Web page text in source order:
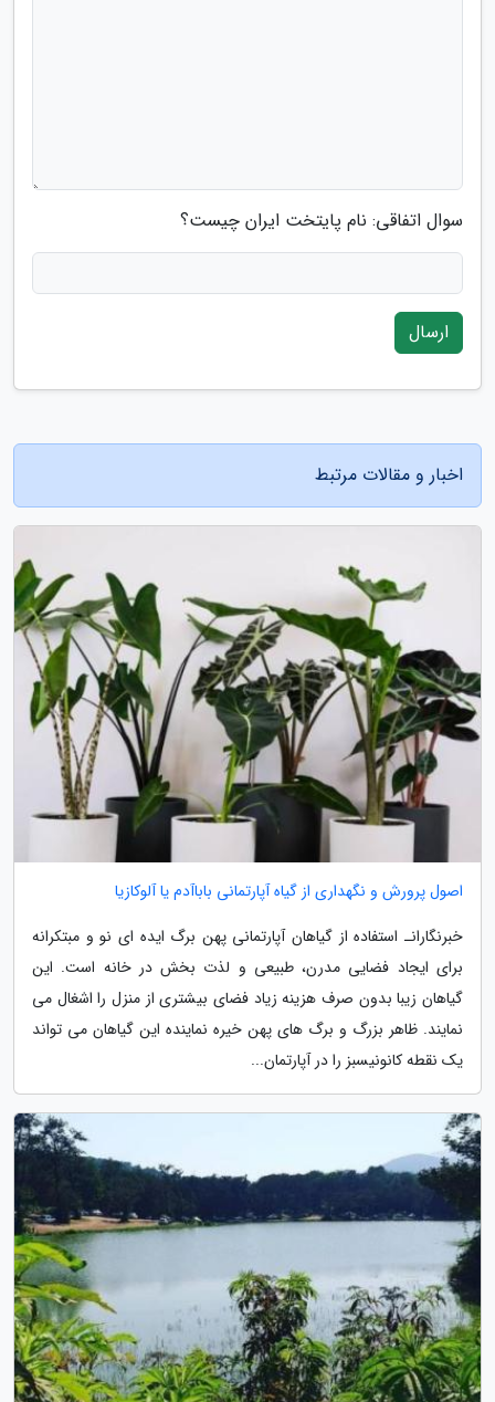
سوال اتفاقی: نام پایتخت ایران چیست؟
ارسال
اخبار و مقالات مرتبط
اصول پرورش و نگهداری از گیاه آپارتمانی باباآدم یا آلوکازیا
خبرنگارانـ استفاده از گیاهان آپارتمانی پهن برگ ایده ای نو و مبتکرانه
برای ایجاد فضایی مدرن، طبیعی و لذت بخش در خانه است. این
گیاهان زیبا بدون صرف هزینه زیاد فضای بیشتری از منزل را اشغال می
نمایند. ظاهر بزرگ و برگ های پهن خیره نماینده این گیاهان می تواند
یک نقطه کانونیسبز را در آپارتمان...